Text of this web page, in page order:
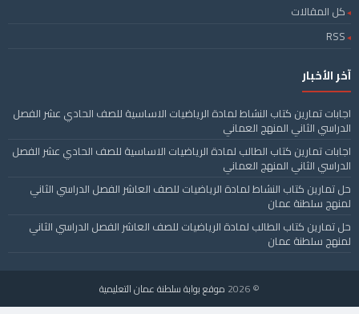
كل المقالات
RSS
آخر الأخبار
اجابات تمارين كتاب النشاط لمادة الرياضيات الاساسية للصف الحادي عشر الفصل
الدراسي الثاني المنهج العماني
اجابات تمارين كتاب الطالب لمادة الرياضيات الاساسية للصف الحادي عشر الفصل
الدراسي الثاني المنهج العماني
حل تمارين كتاب النشاط لمادة الرياضيات للصف العاشر الفصل الدراسي الثاني
لمنهج سلطنة عمان
حل تمارين كتاب الطالب لمادة الرياضيات للصف العاشر الفصل الدراسي الثاني
لمنهج سلطنة عمان
© 2026 موقع بوابة سلطنة عمان التعليمية